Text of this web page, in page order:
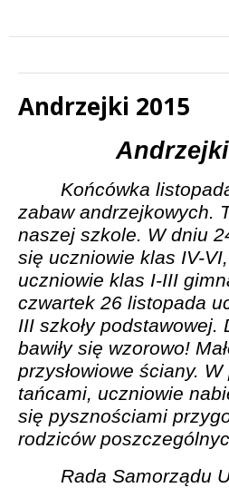
Andrzejki 2015
Końcówka
zabaw andrzejkowych.
naszej szkole. W dniu
się uczniowie klas IV-
uczniowie klas I-III
czwartek 26 listopada
III szkoły podstawowej.
bawiły się wzorowo!
przysłowiowe ściany.
tańcami, uczniowie
się pysznościami
rodziców
Rada Samorządu